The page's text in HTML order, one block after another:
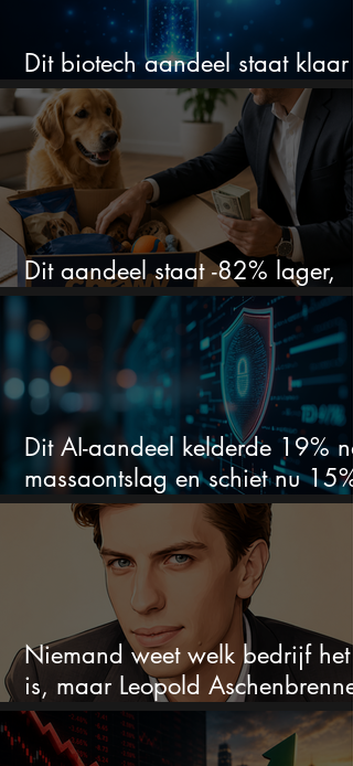
Dit biotech aandeel staat klaar
voor een flinke rally
Dit aandeel staat -82% lager,
terwijl het bedrijf gewoon groeit
Dit AI-aandeel kelderde 19% na
massaontslag en schiet nu 15%
omhoog
Niemand weet welk bedrijf het
is, maar Leopold Aschenbrenner
zet er nu $500 miljoen op